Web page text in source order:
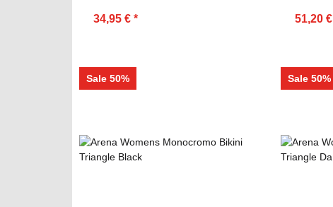
34,95 € * 51,20 €
Sale 50% Sale 50%